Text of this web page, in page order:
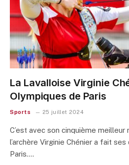
La Lavalloise Virginie
Olympiques de Paris
Sports 25 juillet 2024
C’est avec son cinquième
l’archère Virginie Chénier a fait
Paris.…